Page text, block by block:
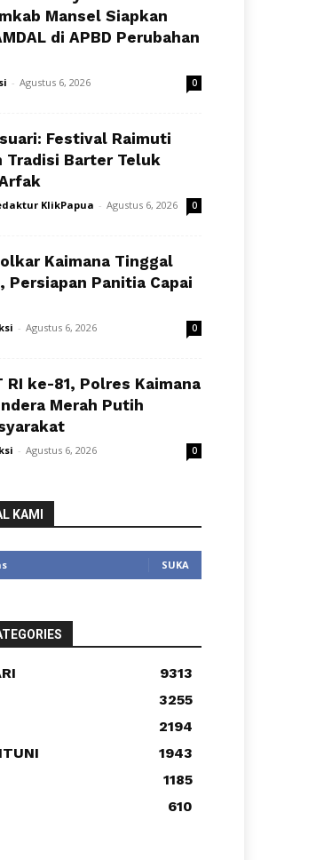
Mansel Siapkan
di APBD Perubahan
- Agustus 6, 2026 0
Festival Raimuti
Tradisi Barter Teluk
KlikPapua - Agustus 6, 2026 0
Kaimana Tinggal
Persiapan Panitia Capai
- Agustus 6, 2026 0
RI ke-81, Polres Kaimana
Merah Putih
- Agustus 6, 2026 0
KAMI
SUKA
9313
3255
2194
1943
1185
610